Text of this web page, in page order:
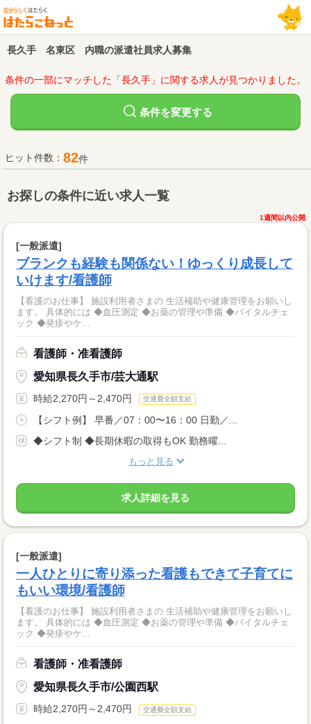
長久手 名東区 内職の派遣社員求人募集
条件の一部にマッチした「長久手」に関する求人が見つかりました。
条件を変更する
ヒット件数： 82件
お探しの条件に近い求人一覧
1週間以内公開
[一般派遣]
ブランクも経験も関係ない！ゆっくり成長して
いけます/看護師
【看護のお仕事】 施設利用者さまの 生活補助や健康管理をお願いし
ます。 具体的には ◆血圧測定 ◆お薬の管理や準備 ◆バイタルチェ
ック ◆発疹やケ...
看護師・准看護師
愛知県長久手市/芸大通駅
時給2,270円～2,470円 交通費全額支給
【シフト例】 早番／07：00〜16：00 日勤／...
◆シフト制 ◆長期休暇の取得もOK 勤務曜...
もっと見る
求人詳細を見る
[一般派遣]
一人ひとりに寄り添った看護もできて子育てに
もいい環境/看護師
【看護のお仕事】 施設利用者さまの 生活補助や健康管理をお願いし
ます。 具体的には ◆血圧測定 ◆お薬の管理や準備 ◆バイタルチェ
ック ◆発疹やケ...
看護師・准看護師
愛知県長久手市/公園西駅
時給2,270円～2,470円 交通費全額支給